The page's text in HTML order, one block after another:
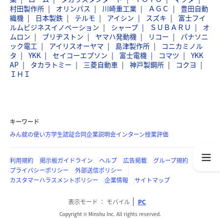
村田製作所
オリンパス 川崎重工業 ＡＧＣ
豊田自動
織機
日本製鉄 テルモ アイシン スズキ
富士フイ
ルムビジネスイノベーション
シャープ ＳＵＢＡＲＵ
オ
ムロン
ブリヂストン ヤマハ発動機 リコー
パナソニ
ック電工
アイリスオーヤマ 島津製作所
コニカミノル
タ
YKK セイコーエプソン 富士電機 コマツ
YKK
AP
タカラトミー 三菱自動車 神戸製鋼所
コクヨ
ＩＨＩ
キーワード
みん就の使い方学生認証合同企業説明会インターン授業評価
利用規約 掲示板ガイドライン ヘルプ 広告掲載
グループ規約
プライバシーポリシー
外部送信ポリシー
カスタマーハラスメントポリシー
企業情報 サイトマップ
表示モード モバイル PC
Copyright © Minshu Inc. All rights reserved.